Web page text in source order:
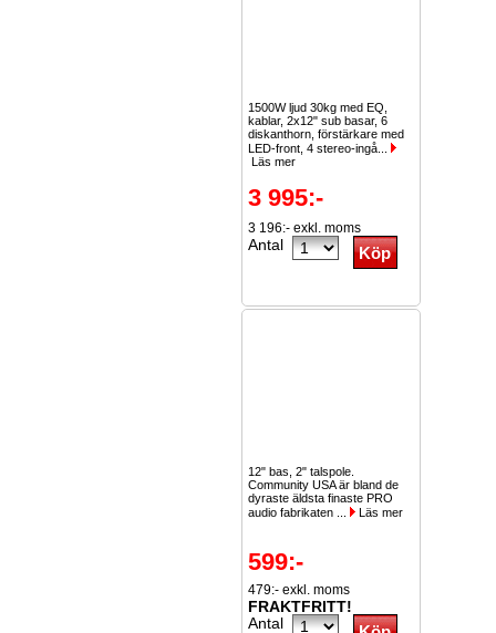
1500W ljud 30kg med EQ,
kablar, 2x12" sub basar, 6
diskanthorn, förstärkare med
LED-front, 4 stereo-ingå...
Läs mer
3 995:-
3 196:- exkl. moms
Antal
12" bas, 2" talspole.
Community USA är bland de
dyraste äldsta finaste PRO
audio fabrikaten ...
Läs mer
599:-
479:- exkl. moms
FRAKTFRITT!
Antal